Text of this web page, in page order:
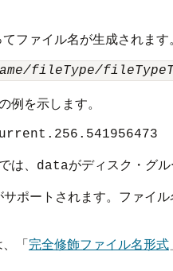
ファイル名が生成されます。
fileType/
例を示します。
は、 dataがディスク・グル
ポートされます。ファイ
「完全修飾ファイル名形式